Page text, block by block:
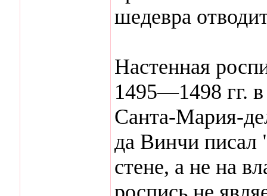
шедевра
Настенная
1495—1498 гг.
Санта-Мария-
да Винчи
стене, а не на